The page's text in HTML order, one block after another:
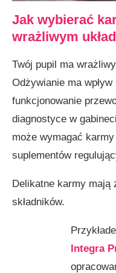
Jak wybierać
wrażliwym
Twój pupil ma
Odżywianie ma
funkcjonowanie
diagnostyce w
może wymagać karmy
suplementów
Delikatne karmy mają
składników.
Integra